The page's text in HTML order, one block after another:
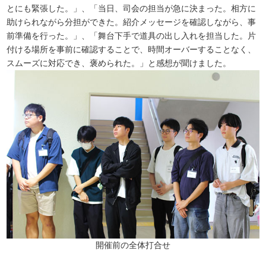
とにも緊張した。」、「当日、司会の担当が急に決まった。相方に
助けられながら分担ができた。紹介メッセージを確認しながら、事
前準備を行った。」、「舞台下手で道具の出し入れを担当した。片
付ける場所を事前に確認することで、時間オーバーすることなく、
スムーズに対応でき、褒められた。」と感想が聞けました。
開催前の全体打合せ